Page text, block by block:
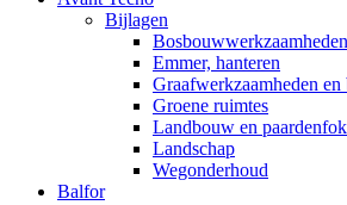
Bijlagen
Bosbouwwerkzaamheden
Emmer, hanteren
Graafwerkzaamheden
Groene ruimtes
Landbouw en
Landschap
Wegonderhoud
Balfor